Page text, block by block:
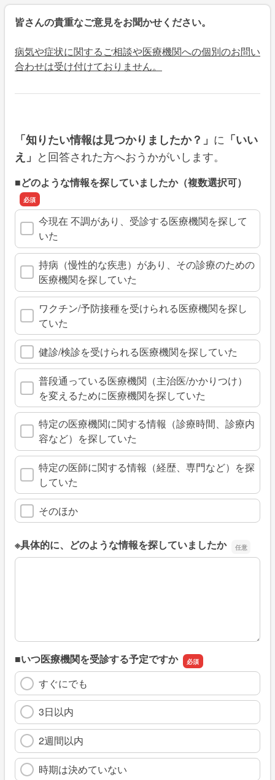
皆さんの貴重なご意見をお聞かせください。
病気や症状に関するご相談や医療機関への個別のお問い
合わせは受け付けておりません。
「知りたい情報は見つかりましたか？」 に 「いい
え」 と回答された方へおうかがいします。
■どのような情報を探していましたか（複数選択可）
今現在 不調があり、受診する医療機関を探して
いた
持病（慢性的な疾患）があり、その診療のための
医療機関を探していた
ワクチン/予防接種を受けられる医療機関を探し
ていた
健診/検診を受けられる医療機関を探していた
普段通っている医療機関（主治医/かかりつけ）
を変えるために医療機関を探していた
特定の医療機関に関する情報（診療時間、診療内
容など）を探していた
特定の医師に関する情報（経歴、専門など）を探
していた
そのほか
※具体的に、どのような情報を探していましたか
※具体的に、どのような情報を探していましたか
■いつ医療機関を受診する予定ですか
すぐにでも
3日以内
2週間以内
時期は決めていない